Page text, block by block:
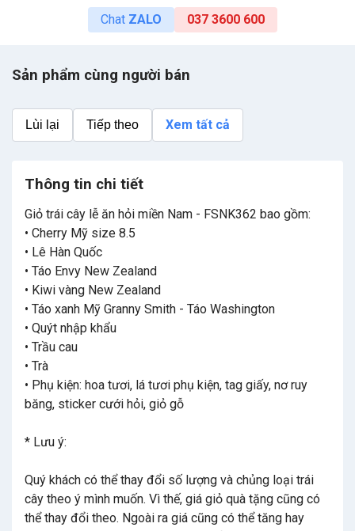
Chat ZALO 037 3600 600
Sản phẩm cùng người bán
Lùi lại Tiếp theo Xem tất cả
Thông tin chi tiết
Giỏ trái cây lễ ăn hỏi miền Nam - FSNK362 bao gồm:
• Cherry Mỹ size 8.5
• Lê Hàn Quốc
• Táo Envy New Zealand
• Kiwi vàng New Zealand
• Táo xanh Mỹ Granny Smith - Táo Washington
• Quýt nhập khẩu
• Trầu cau
• Trà
• Phụ kiện: hoa tươi, lá tươi phụ kiện, tag giấy, nơ ruy
băng, sticker cưới hỏi, giỏ gỗ
* Lưu ý:
Quý khách có thể thay đổi số lượng và chủng loại trái
cây theo ý mình muốn. Vì thế, giá giỏ quà tặng cũng có
thể thay đổi theo. Ngoài ra giá cũng có thể tăng hay